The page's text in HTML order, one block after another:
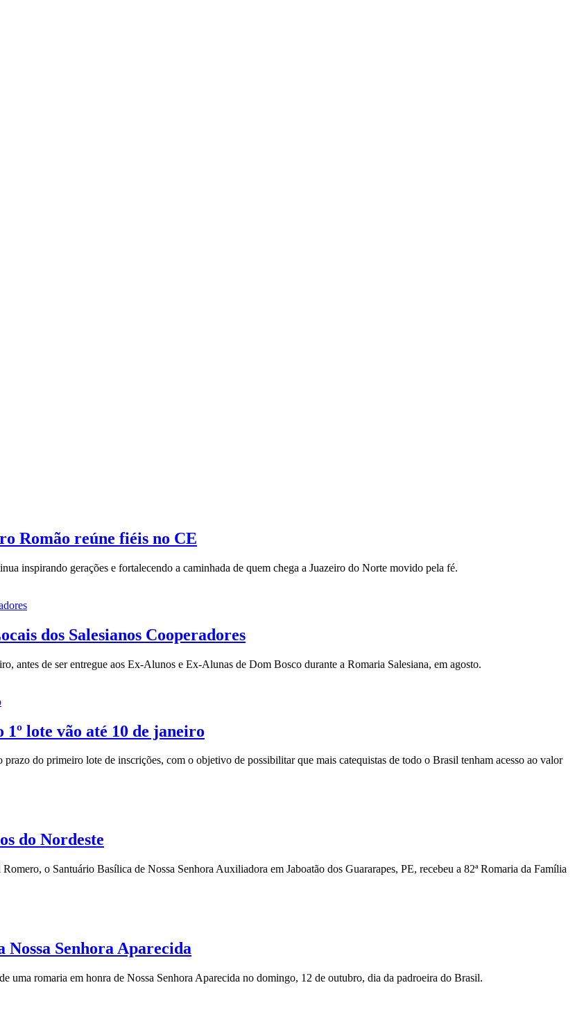
Romão reúne fiéis no CE
inspirando gerações e fortalecendo a caminhada de quem chega a Juazeiro do Norte movido pela fé.
dos Salesianos Cooperadores
antes de ser entregue aos Ex-Alunos e Ex-Alunas de Dom Bosco durante a Romaria Salesiana, em agosto.
lote vão até 10 de janeiro
do primeiro lote de inscrições, com o objetivo de possibilitar que mais catequistas de todo o Brasil tenham acesso ao valor
do Nordeste
o Santuário Basílica de Nossa Senhora Auxiliadora em Jaboatão dos Guararapes, PE, recebeu a 82ª Romaria da Família
Senhora Aparecida
uma romaria em honra de Nossa Senhora Aparecida no domingo, 12 de outubro, dia da padroeira do Brasil.